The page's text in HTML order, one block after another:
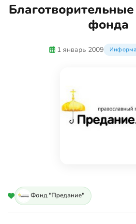
фонда
1 январь 2009
Фонд "Предание"